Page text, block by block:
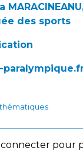
des sports
pour